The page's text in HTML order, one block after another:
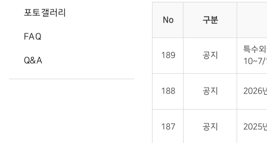
포토갤러리
FAQ
Q&A
No 구분
189 공지
특수
10~7/
188 공지 2026
187 공지 2025